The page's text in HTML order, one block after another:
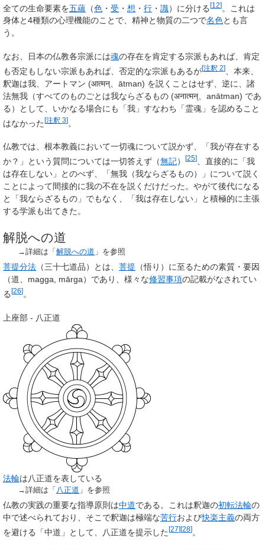
全ての生命要素を五蘊 （色 ・ 受 ・ 想 ・ 行 ・ 識）に分ける[12]。これは
身体と4種類の心理機能のことで、精神と物質の二つで名色とも言
う。
なお、日本の仏教各宗派には魂の存在を肯定する宗派もあれば、肯定
も否定もしない宗派もあれば、否定的な宗派もあるが[注釈 2]
、本来、
釈迦は我、アートマン (आत्मन् ātman) を説くことはせず、逆に、諸
法無我（すべてのものごとは我ならざるもの (अनात्मन् anātman) であ
る）として、いかなる場合にも「我」すなわち「霊魂」を認めること
はなかった[注釈 3]。
仏教では、根本教義において一切魂について説かず、「我が存在する
か？」という質問については一切答えず（無記） [25]
、直接的に「我
は存在しない」とのべず、「無我（我ならざるもの）」について説く
ことによって間接的に我の不在を説くだけだった。やがて後代になる
と「我ならざるもの」でもなく、「我は存在しない」と積極的に主張
する学派も出てきた。
解脱への道
→詳細は「解脱への道 」を参照
菩提分法 （三十七道品）とは、 菩提 （悟り）に至るための素質・要因
（道、 magga, mārga）であり、様々な修習事項の記載がなされてい
る [26] 。
上座部 - 八正道
法輪は八正道を表している
→詳細は「 八正道 」を参照
仏教の実践の重要な指導原則は中道である。これは釈迦の初転法輪の
中で述べられており、そこで釈迦は極端な苦行および快楽主義の両方
を避ける「中道」として、八正道を提示した[27][28]。